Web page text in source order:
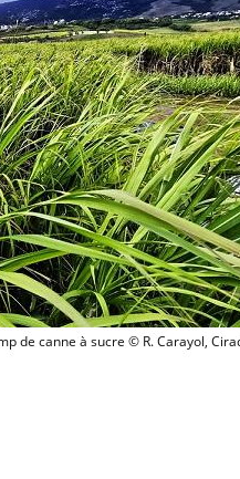
Champ de canne à
de canne à sucre © R. Carayol,